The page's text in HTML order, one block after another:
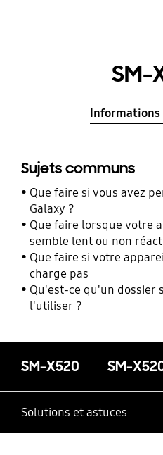
SM-
Sujets communs
Que faire si vous avez
Galaxy ?
Que faire lorsque votre
semble lent ou non
Que faire si votre
charge pas
Qu'est-ce qu'un dossier
l'utiliser ?
SM-X520 SM-
Solutions et astuces